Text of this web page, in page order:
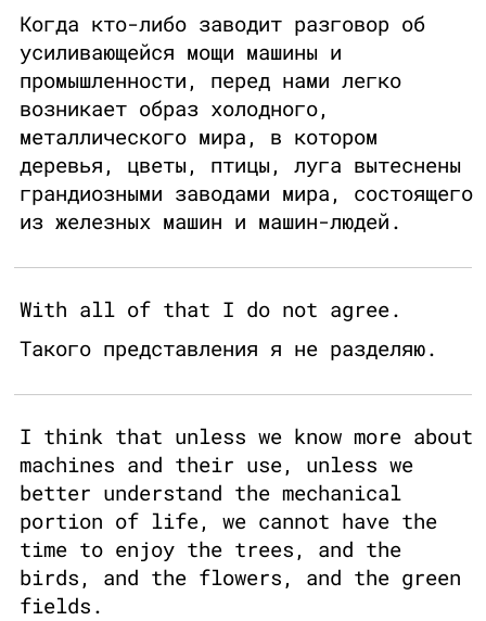
Когда кто-либо заводит разговор об
усиливающейся мощи машины и
промышленности, перед нами легко
возникает образ холодного,
металлического мира, в котором
деревья, цветы, птицы, луга вытеснены
грандиозными заводами мира, состоящего
из железных машин и машин-людей.
With all of that I do not agree.
Такого представления я не разделяю.
I think that unless we know more about
machines and their use, unless we
better understand the mechanical
portion of life, we cannot have the
time to enjoy the trees, and the
birds, and the flowers, and the green
fields.